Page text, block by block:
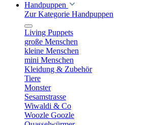
Handpuppen
Zur Kategorie Handpuppen
Living Puppets
große Menschen
kleine Menschen
mini Menschen
Kleidung & Zubehör
Tiere
Monster
Sesamstrasse
Wiwaldi & Co
Woozle Goozle